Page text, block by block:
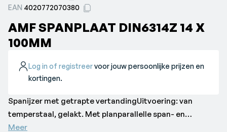
EAN 4020772070380
AMF SPANPLAAT DIN6314Z 14 X
100MM
Log in of registreervoor jouw persoonlijke prijzen en
kortingen.
Spanijzer met getrapte vertandingUitvoering: van
temperstaal, gelakt. Met planparallelle span- en
contactvlakken. Toepassing: spanijzers kunnen met
Meer